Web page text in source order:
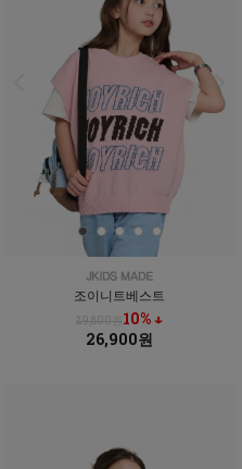
조이니트베스트
29,800원10% ↓
26,900원